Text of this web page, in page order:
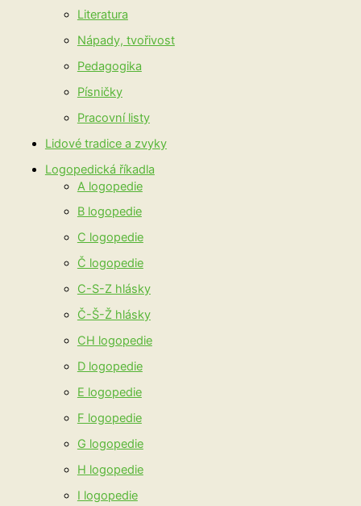
Literatura
Nápady, tvořivost
Pedagogika
Písničky
Pracovní listy
Lidové tradice a zvyky
Logopedická říkadla
A logopedie
B logopedie
C logopedie
Č logopedie
C-S-Z hlásky
Č-Š-Ž hlásky
CH logopedie
D logopedie
E logopedie
F logopedie
G logopedie
H logopedie
I logopedie